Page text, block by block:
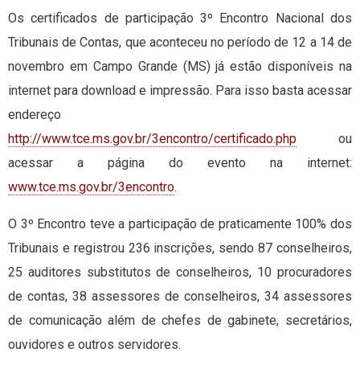
Os certificados de participação 3º Encontro Nacional dos
Tribunais de Contas, que aconteceu no período de 12 a 14 de
novembro em Campo Grande (MS) já estão disponíveis na
internet para download e impressão. Para isso basta acessar
endereço
http://www.tce.ms.gov.br/3encontro/certificado.php ou
acessar a página do evento na internet:
www.tce.ms.gov.br/3encontro.
O 3º Encontro teve a participação de praticamente 100% dos
Tribunais e registrou 236 inscrições, sendo 87 conselheiros,
25 auditores substitutos de conselheiros, 10 procuradores
de contas, 38 assessores de conselheiros, 34 assessores
de comunicação além de chefes de gabinete, secretários,
ouvidores e outros servidores.